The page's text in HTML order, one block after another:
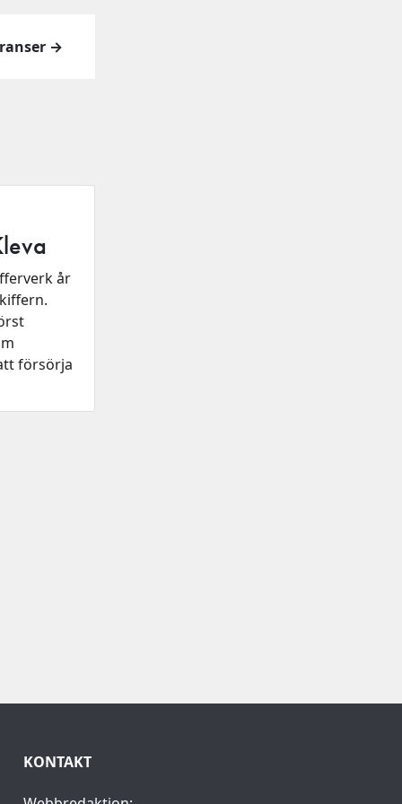
→
år
försörja
KONTAKT